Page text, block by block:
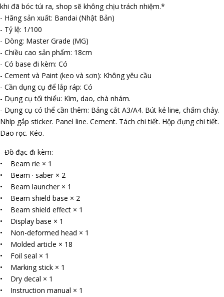
khi đã bóc túi ra, shop sẽ không chịu trách nhiệm.*
- Hãng sản xuất: Bandai (Nhật Bản)
- Tỷ lệ: 1/100
- Dòng: Master Grade (MG)
- Chiều cao sản phẩm: 18cm
- Có base đi kèm: Có
- Cement và Paint (keo và sơn): Không yêu cầu
- Cần dụng cụ để lắp ráp: Có
- Dụng cụ tối thiểu: Kìm, dao, chà nhám.
- Dụng cụ có thể cần thêm: Bảng cắt A3/A4. Bút kẻ line, chấm chảy.
Nhíp gắp sticker. Panel line. Cement. Tách chi tiết. Hộp đựng chi tiết.
Dao rọc. Kéo.
- Đồ đạc đi kèm:
• Beam rifle × 1
• Beam · saber × 2
• Beam launcher × 1
• Beam shield base × 2
• Beam shield effect × 1
• Display base × 1
• Non-deformed head × 1
• Molded article × 18
• Foil seal × 1
• Marking stick × 1
• Dry decal × 1
• Instruction manual × 1